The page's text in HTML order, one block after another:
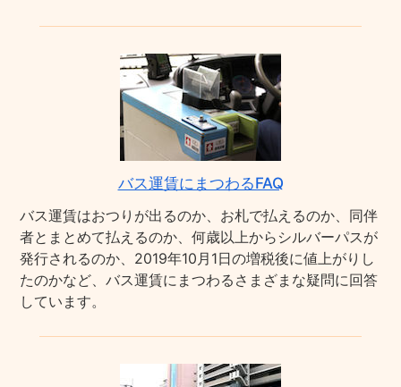
バス運賃にまつわるFAQ
バス運賃はおつりが出るのか、お札で払えるのか、同伴
者とまとめて払えるのか、何歳以上からシルバーパスが
発行されるのか、2019年10月1日の増税後に値上がりし
たのかなど、バス運賃にまつわるさまざまな疑問に回答
しています。